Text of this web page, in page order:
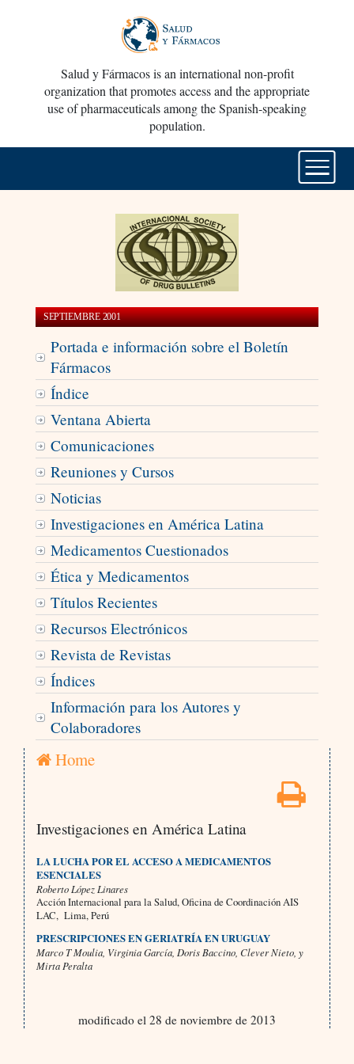
Salud y Fármacos is an international non-profit
organization that promotes access and the appropriate
use of pharmaceuticals among the Spanish-speaking
population.
SEPTIEMBRE 2001
Portada e información sobre el Boletín
Fármacos
Índice
Ventana Abierta
Comunicaciones
Reuniones y Cursos
Noticias
Investigaciones en América Latina
Medicamentos Cuestionados
Ética y Medicamentos
Títulos Recientes
Recursos Electrónicos
Revista de Revistas
Índices
Información para los Autores y
Colaboradores
Home
Investigaciones en América Latina
LA LUCHA POR EL ACCESO A MEDICAMENTOS
ESENCIALES
Roberto López Linares
Acción Internacional para la Salud, Oficina de Coordinación AIS
LAC, Lima, Perú
PRESCRIPCIONES EN GERIATRÍA EN URUGUAY
Marco T Moulia, Virginia García, Doris Baccino, Clever Nieto, y
Mirta Peralta
modificado el 28 de noviembre de 2013